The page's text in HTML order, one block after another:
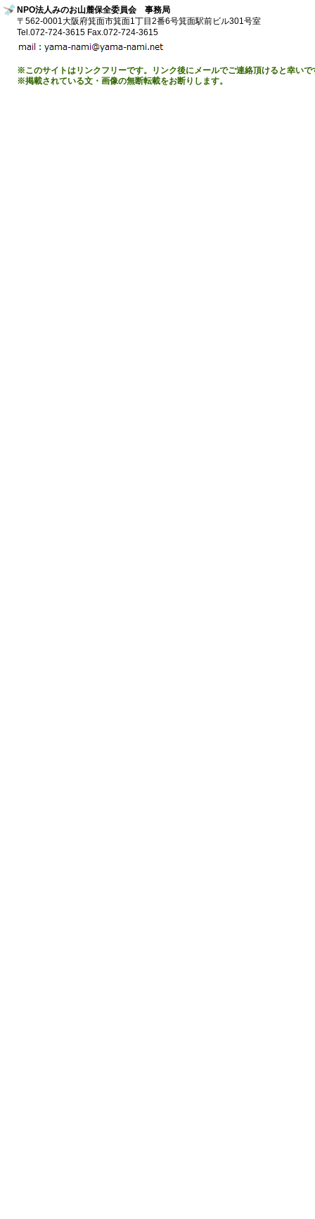
NPO法人みのお山麓保全委員会 事務局
〒562-0001大阪府箕面市箕面1丁目2番6号箕面駅前ビル301号室
Tel.072-724-3615 Fax.072-724-3615
※このサイトはリンクフリーです。リンク後にメールでご連絡頂けると幸いで
※掲載されている文・画像の無断転載をお断りします。